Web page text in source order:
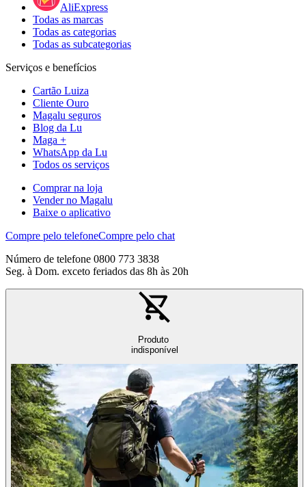
AliExpress
Todas as marcas
Todas as categorias
Todas as subcategorias
Serviços e benefícios
Cartão Luiza
Cliente Ouro
Magalu seguros
Blog da Lu
Maga +
WhatsApp da Lu
Todos os serviços
Comprar na loja
Vender no Magalu
Baixe o aplicativo
Compre pelo telefoneCompre pelo chat
Número de telefone 0800 773 3838
Seg. à Dom. exceto feriados das 8h às 20h
Produto
indisponível